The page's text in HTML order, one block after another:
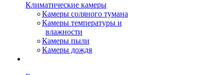
Климатические камеры
Камеры соляного тумана
Камеры температуры и
влажности
Камеры пыли
Камеры дождя